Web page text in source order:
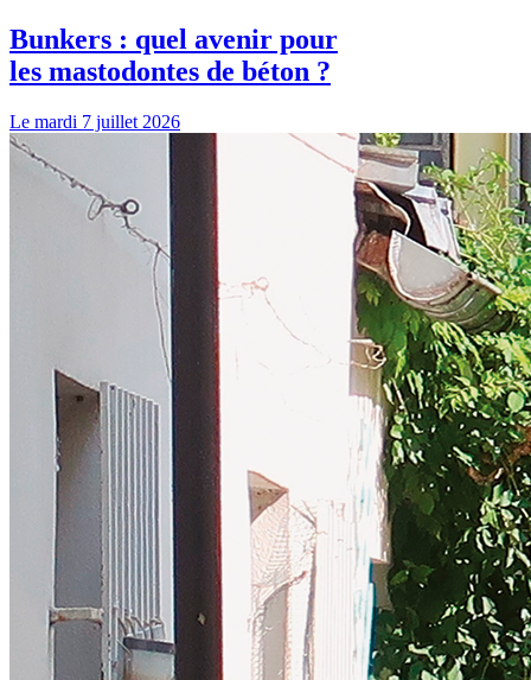
Bunkers : quel avenir pour
les mastodontes de béton ?
Le mardi 7 juillet 2026